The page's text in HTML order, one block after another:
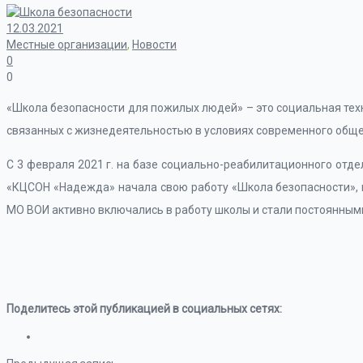
12.03.2021
Местные организации, Новости
0
0
«Школа безопасности для пожилых людей» – это социальная
связанных с жизнедеятельностью в условиях современного
С 3 февраля 2021 г. на базе социально-реабилитационного
«КЦСОН «Надежда» начала свою работу «Школа безопасности»,
МО ВОИ активно включались в работу школы и стали
Поделитесь этой публикацией в социальных сетях: